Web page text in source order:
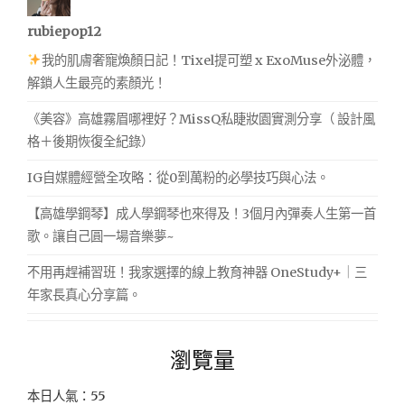
rubiepop12
我的肌膚奢寵煥顏日記！Tixel提可塑 x ExoMuse外泌體，
解鎖人生最亮的素顏光！
《美容》高雄霧眉哪裡好？MissQ私睫妝園實測分享（ 設計風
格＋後期恢復全紀錄）
IG自媒體經營全攻略：從0到萬粉的必學技巧與心法。
【高雄學鋼琴】成人學鋼琴也來得及！3個月內彈奏人生第一首
歌。讓自己圓一場音樂夢~
不用再趕補習班！我家選擇的線上教育神器 OneStudy+｜三
年家長真心分享篇。
瀏覽量
本日人氣：55